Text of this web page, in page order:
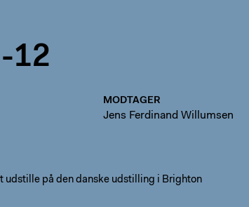
12
MODTAGER
Jens Ferdinand Willumsen
udstille på den danske udstilling i Brighton